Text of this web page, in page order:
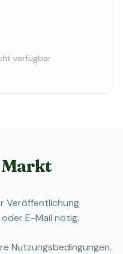
verfügbar
Veröffentlichung
E-Mail nötig.
Nutzungsbedingungen.